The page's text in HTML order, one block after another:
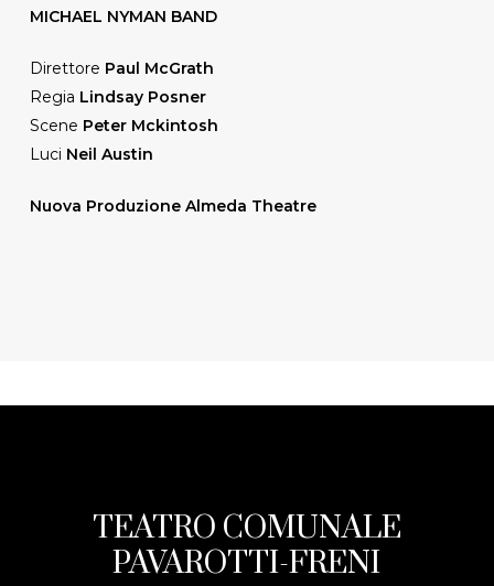
MICHAEL NYMAN BAND
Direttore Paul McGrath
Regia Lindsay Posner
Scene Peter Mckintosh
Luci Neil Austin
Nuova Produzione Almeda Theatre
TEATRO COMUNALE
PAVAROTTI-FRENI